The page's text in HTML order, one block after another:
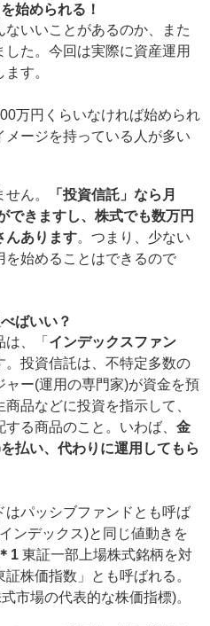
始められる！
いいことがあるのか、また
た。今回は実際に資産運用
す。
万円くらいなければ始められ
ージを持っている人が多い
ん。
「投資信託」なら月
できますし、株式でも数万円
んあります。つまり、少ない
始めることはできるので
ばいい？
、「 インデックスファン
。投資信託は、不特定多数の
ー(運用の専門家)が資金を預
品などに投資を指示して、
る商品のこと。いわば、 金
払い、代わりに運用してもら
パッシブファンドとも呼ば
ンデックス)と同じ値動きを
＊1 東証一部上場株式銘柄を対
株価指数」とも呼ばれる。
市場の代表的な株価指標)。